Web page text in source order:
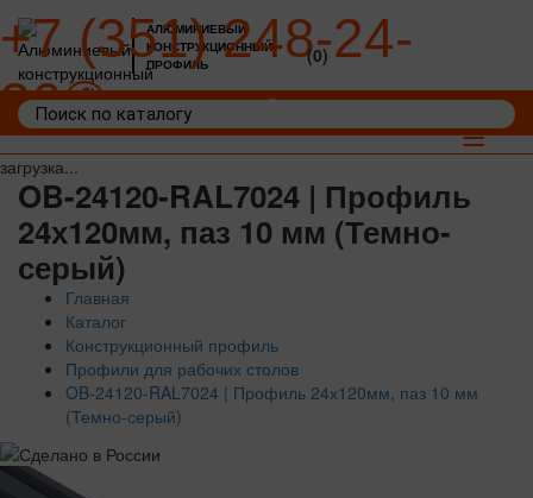
загрузка...
АЛЮМИНИЕВЫЙ
КОНСТРУКЦИОННЫЙ
ПРОФИЛЬ
+7 (351) 248-24-
36
(0)
Toggle
OB-24120-RAL7024 | Профиль
24х120мм, паз 10 мм (Темно-
серый)
Главная
Каталог
Конструкционный профиль
Профили для рабочих столов
OB-24120-RAL7024 | Профиль 24х120мм, паз 10 мм
(Темно-серый)